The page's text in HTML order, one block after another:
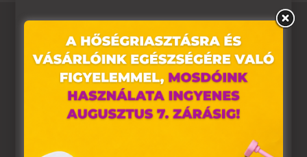
Ez az oldal sütiket használ
Weboldalunkon „cookie"-kat (továbbiakban „süti")
alkalmazunk. Ezek olyan fájlok, melyek információt
tárolnak webes böngészőjében. Ehhez az Ön
hozzájárulása szükséges.
A „sütiket" az elektronikus hírközlésről szóló 2003. évi C.
törvény, az elektronikus kereskedelmi szolgáltatások, az
információs társadalommal összefüggő szolgáltatások